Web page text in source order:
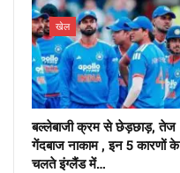
खेल
बल्लेबाजी क्रम से छेड़छाड़, तेज
गेंदबाज नाकाम , इन 5 कारणों के
चलते इंग्लैंड में…